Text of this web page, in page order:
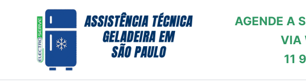
AGENDE A
VIA
11